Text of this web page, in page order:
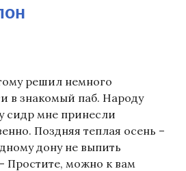
решил немного
в знакомый паб. Народу
сидр мне принесли
Поздняя теплая осень –
дону не выпить
Простите, можно к вам